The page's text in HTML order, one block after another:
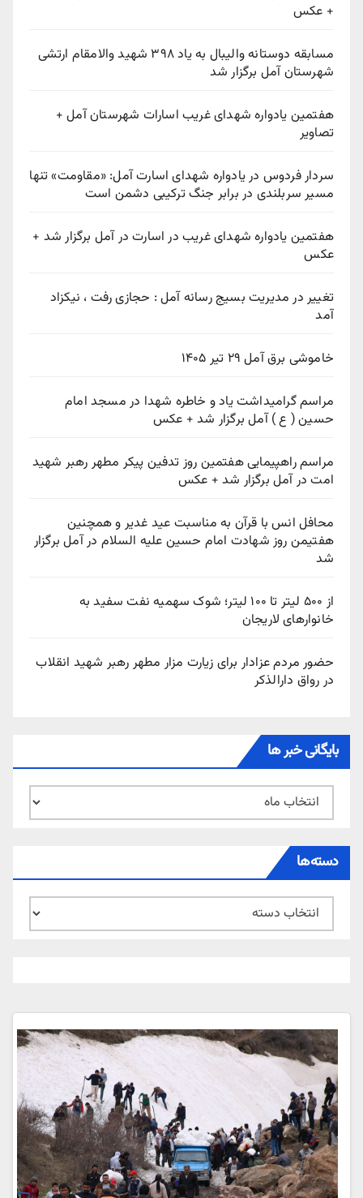
+ عکس
مسابقه دوستانه والیبال به یاد ۳۹۸ شهید والامقام ارتشی
شهرستان آمل برگزار شد
هفتمین یادواره شهدای غریب اسارات شهرستان آمل +
تصاویر
سردار فردوس در یادواره شهدای اسارت آمل: «مقاومت» تنها
مسیر سربلندی در برابر جنگ ترکیبی دشمن است
هفتمین یادواره شهدای غریب در اسارت در آمل برگزار شد +
عکس
تغییر در مدیریت بسیج رسانه آمل : حجازی رفت ، نیکزاد
آمد
خاموشی برق آمل ۲۹ تیر ۱۴۰۵
مراسم گرامیداشت یاد و خاطره شهدا در مسجد امام
حسین ( ع ) آمل برگزار شد + عکس
مراسم راهپیمایی هفتمین روز تدفین پیکر مطهر رهبر شهید
امت در آمل برگزار شد + عکس
محافل انس با قرآن به مناسبت عید غدیر و همچنین
هفتیمن روز شهادت امام حسین علیه السلام در آمل برگزار
شد
از ۵۰۰ لیتر تا ۱۰۰ لیتر؛ شوک سهمیه نفت سفید به
خانوارهای لاریجان
حضور مردم عزادار برای زیارت مزار مطهر رهبر شهید انقلاب
در رواق دارالذکر
بایگانی خبر ها
بایگانی
خبر
ها
دسته‌ها
دسته‌ها